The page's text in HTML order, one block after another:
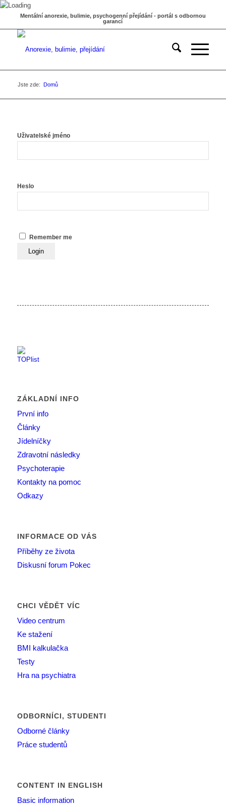
Mentální anorexie, bulimie, psychogenní přejídání - portál s odbornou
garancí
Jste zde: Domů
Uživatelské jméno
Heslo
Remember me
ZÁKLADNÍ INFO
První info
Články
Jídelníčky
Zdravotní následky
Psychoterapie
Kontakty na pomoc
Odkazy
INFORMACE OD VÁS
Příběhy ze života
Diskusní forum Pokec
CHCI VĚDĚT VÍC
Video centrum
Ke stažení
BMI kalkulačka
Testy
Hra na psychiatra
ODBORNÍCI, STUDENTI
Odborné články
Práce studentů
CONTENT IN ENGLISH
Basic information